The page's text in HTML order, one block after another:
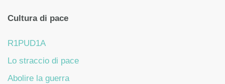
Cultura di pace
R1PUD1A
Lo straccio di pace
Abolire la guerra